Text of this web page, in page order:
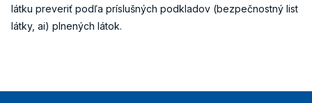
látku preveriť podľa príslušných podkladov (bezpečnostný list
látky, ai) plnených látok.